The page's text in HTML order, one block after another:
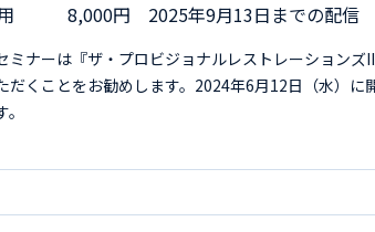
8,000円 2025年9月13日までの配信
ミナーは『ザ・プロビジョナルレストレーション
だくことをお勧めします。2024年6月12日（水）